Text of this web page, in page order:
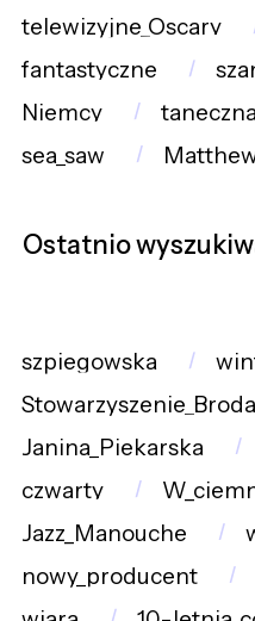
telewizyjne_Oscary
fantastyczne
Niemcy
sea_saw
Ostatnio
szpiegowska
Janina_Piekarska
czwarty
Jazz_Manouche
nowy_producent